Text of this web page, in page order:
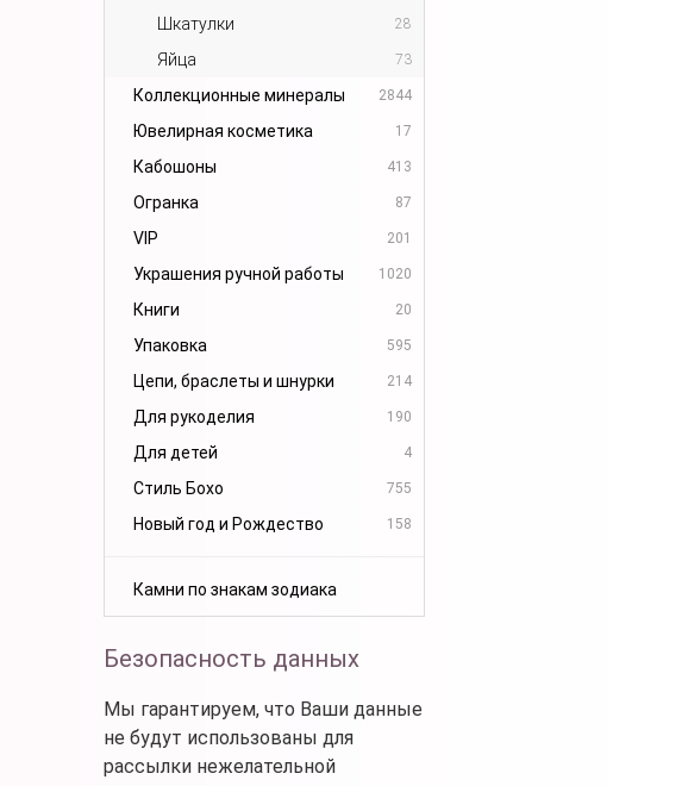
Шкатулки 28
Яйца 73
Коллекционные минералы 2844
Ювелирная косметика 17
Кабошоны 413
Огранка 87
VIP 201
Украшения ручной работы 1020
Книги 20
Упаковка 595
Цепи, браслеты и шнурки 214
Для рукоделия 190
Для детей 4
Стиль Бохо 755
Новый год и Рождество 158
Камни по знакам зодиака
Безопасность данных
Мы гарантируем, что Ваши данные
не будут использованы для
рассылки нежелательной